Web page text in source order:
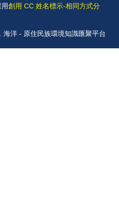
用創用 CC 姓名標示-相同方式分
洋 - 原住民族環境知識匯聚平台